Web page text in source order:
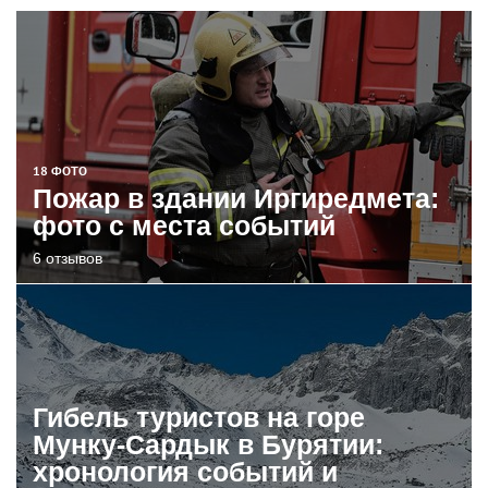
18 ФОТО
Пожар в здании Иргиредмета:
фото с места событий
6 отзывов
Гибель туристов на горе
Мунку-Сардык в Бурятии:
хронология событий и